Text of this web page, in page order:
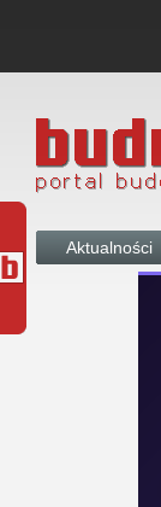
Aktualności